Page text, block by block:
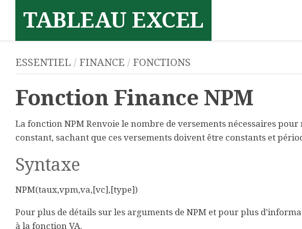
contentTABLEAU EXCEL
ESSENTIEL / FINANCE / FONCTIONS
Fonction Finance NPM
La fonction NPM Renvoie le nombre de versements nécessaires
constant, sachant que ces versements doivent être constants et
Syntaxe
NPM(taux,vpm,va,[vc],[type])
Pour plus de détails sur les arguments de NPM et pour plus
à la fonction VA.